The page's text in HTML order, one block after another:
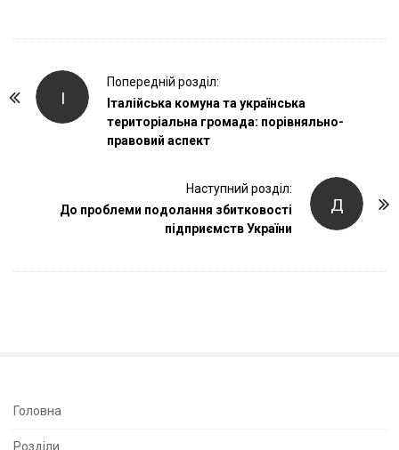
І
Попередній розділ:
Італійська комуна та українська
територіальна громада: порівняльно-
правовий аспект
Д
Наступний розділ:
До проблеми подолання збитковості
підприємств України
S
Головна
Розділи